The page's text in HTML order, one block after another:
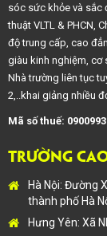
sóc sức khỏe và sắc
thuật VLTL & PHCN,
độ trung cấp, cao
giàu kinh nghiệm, cơ
Nhà trường liên tục
2,..khai giảng nhiều
Mã số thuế:
TRƯỜNG
Hà Nội: Đường
thành phố Hà
Hưng Yên: Xã